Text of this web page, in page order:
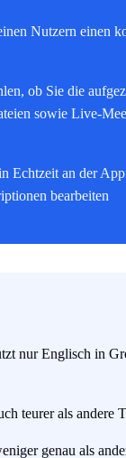
Nutzern einen
ob Sie die
sowie Live-
Echtzeit an der
bearbeiten
nur Englisch in
teurer als andere
genau als